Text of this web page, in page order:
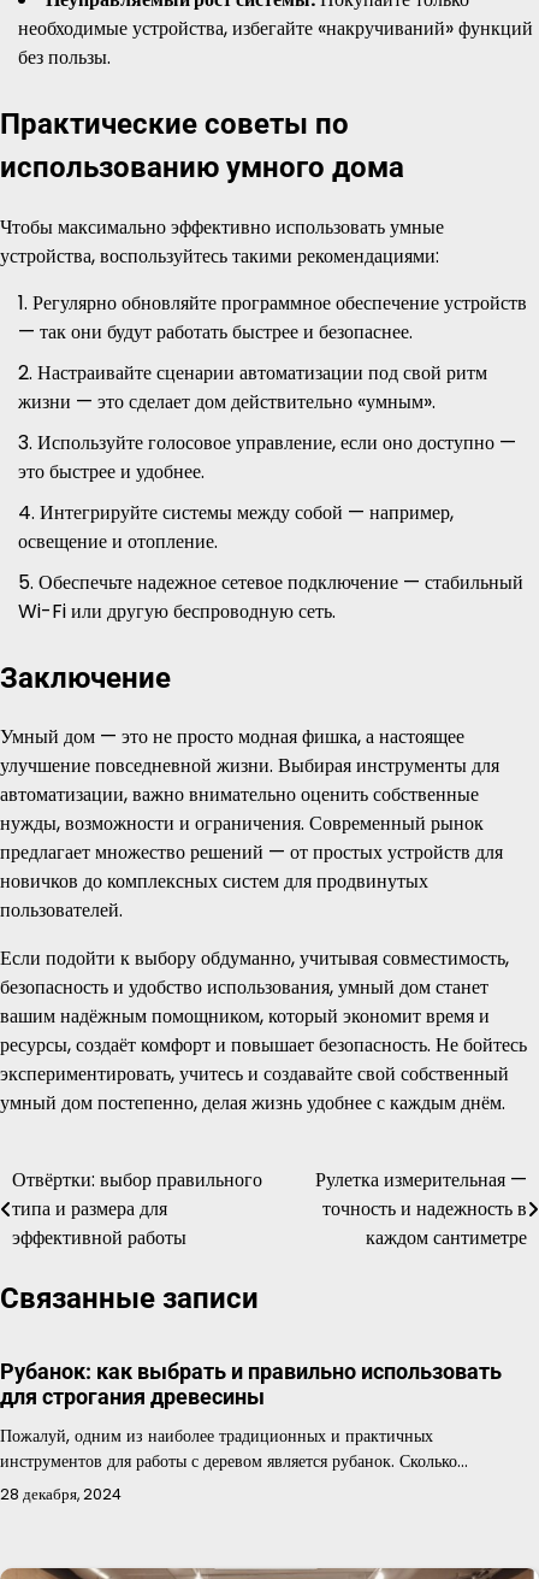
необходимые устройства, избегайте «накручиваний» функций
без пользы.
Практические советы по
использованию умного дома
Чтобы максимально эффективно использовать умные
устройства, воспользуйтесь такими рекомендациями:
Регулярно обновляйте программное обеспечение устройств
— так они будут работать быстрее и безопаснее.
Настраивайте сценарии автоматизации под свой ритм
жизни — это сделает дом действительно «умным».
Используйте голосовое управление, если оно доступно —
это быстрее и удобнее.
Интегрируйте системы между собой — например,
освещение и отопление.
Обеспечьте надежное сетевое подключение — стабильный
Wi-Fi или другую беспроводную сеть.
Заключение
Умный дом — это не просто модная фишка, а настоящее
улучшение повседневной жизни. Выбирая инструменты для
автоматизации, важно внимательно оценить собственные
нужды, возможности и ограничения. Современный рынок
предлагает множество решений — от простых устройств для
новичков до комплексных систем для продвинутых
пользователей.
Если подойти к выбору обдуманно, учитывая совместимость,
безопасность и удобство использования, умный дом станет
вашим надёжным помощником, который экономит время и
ресурсы, создаёт комфорт и повышает безопасность. Не бойтесь
экспериментировать, учитесь и создавайте свой собственный
умный дом постепенно, делая жизнь удобнее с каждым днём.
Навигация
по
Отвёртки: выбор правильного
типа и размера для
эффективной работы
Рулетка измерительная —
точность и надежность в
каждом сантиметре
Связанные записи
Рубанок: как выбрать и правильно использовать
для строгания древесины
Пожалуй, одним из наиболее традиционных и практичных
инструментов для работы с деревом является рубанок. Сколько…
28 декабря, 2024